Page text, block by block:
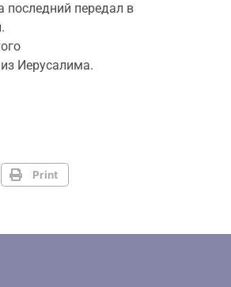
последний передал в
Иерусалима.
Print